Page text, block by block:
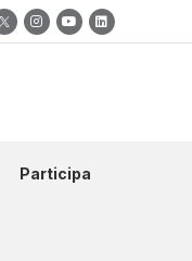
Participa